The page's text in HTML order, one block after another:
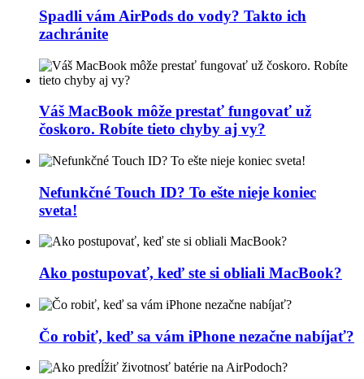
Spadli vám AirPods do vody? Takto ich
zachránite
Váš MacBook môže prestať fungovať už
čoskoro. Robíte tieto chyby aj vy?
Nefunkčné Touch ID? To ešte nieje koniec
sveta!
Ako postupovať, keď ste si obliali MacBook?
Čo robiť, keď sa vám iPhone nezačne nabíjať?